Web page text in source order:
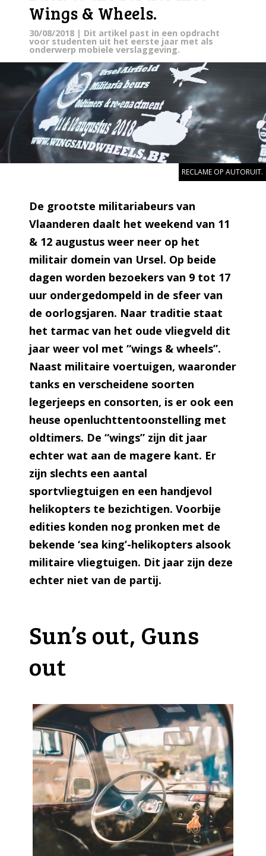
Wings & Wheels.
30/08/2018 | Dit artikel past in een opdracht
voor studenten uit het eerste jaar met als
onderwerp mobiele verslaggeving.
RECLAME OP AUTORUIT.
De grootste militariabeurs van
Vlaanderen daalt het weekend van 11
& 12 augustus weer neer op het
militair domein van Ursel. Op beide
dagen worden bezoekers van 9 tot 17
uur ondergedompeld in de sfeer van
de oorlogsjaren. Naar traditie staat
het tarmac van het oude vliegveld dit
jaar weer vol met “wings & wheels”.
Naast militaire voertuigen, waaronder
tanks en verscheidene soorten
legerjeeps en consorten, is er ook een
heuse openluchttentoonstelling met
oldtimers. De “wings” zijn dit jaar
echter wat aan de magere kant. Er
zijn slechts een aantal
sportvliegtuigen en een handjevol
helikopters te bezichtigen. Voorbije
edities konden nog pronken met de
bekende ‘sea king’-helikopters alsook
militaire vliegtuigen. Dit jaar zijn deze
echter niet van de partij.
Sun’s out, Guns
out